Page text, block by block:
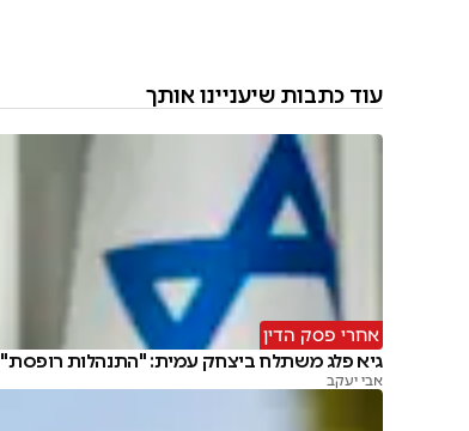
עוד כתבות שיעניינו אותך
אחרי פסק הדין
גיא פלג משתלח ביצחק עמית: "התנהלות רופסת"
אבי יעקב